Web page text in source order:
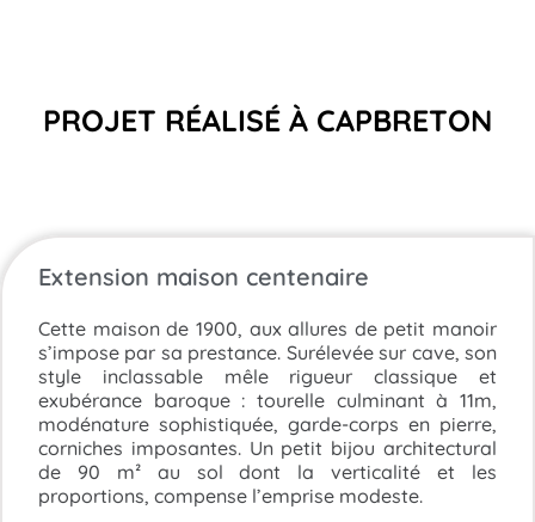
PROJET RÉALISÉ À CAPBRETON
Extension maison centenaire
Cette maison de 1900, aux allures de petit manoir
s’impose par sa prestance. Surélevée sur cave, son
style inclassable mêle rigueur classique et
exubérance baroque : tourelle culminant à 11m,
modénature sophistiquée, garde-corps en pierre,
corniches imposantes. Un petit bijou architectural
de 90 m² au sol dont la verticalité et les
proportions, compense l’emprise modeste.